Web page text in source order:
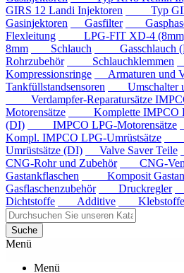
GIRS 12 Landi Injektoren
Typ
Gasinjektoren
Gasfilter
Flexleitung
LPG-FIT XD-4 (8mm)
8mm
Schlauch Gasschlauch
Rohrzubehör
Schlauchklemmen
Kompressionsringe
Armaturen und
Tankfüllstandsensoren
Umschalter
Verdampfer-Reparatursätze
Motorensätze
Komplette IMPCO
(DI)
IMPCO LPG-Motorensätze
Kompl. IMPCO LPG-Umrüstsätze
Umrüstsätze (DI)
Valve Saver Teile
CNG-Rohr und Zubehör
CNG-
Gastankflaschen
Komposit
Gasflaschenzubehör
Druckregler
Dichtstoffe
Additive Klebstoffe
Suche
Menü
Menü